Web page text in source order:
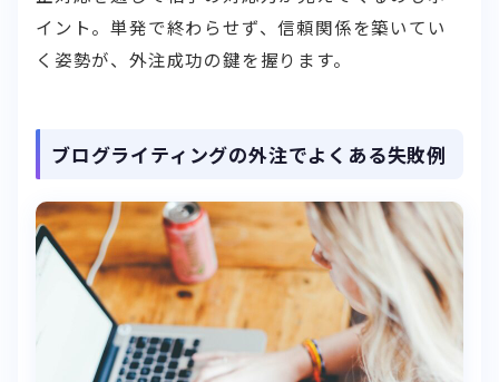
イント。単発で終わらせず、信頼関係を築いてい
く姿勢が、外注成功の鍵を握ります。
ブログライティングの外注でよくある失敗例